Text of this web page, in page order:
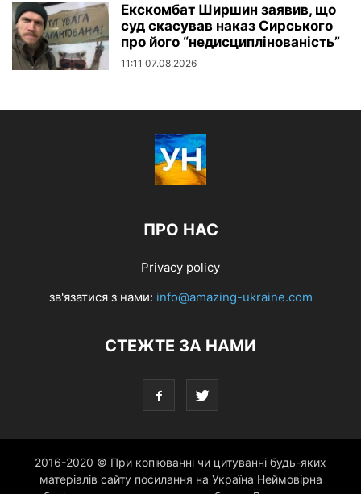
Екскомбат Ширшин заявив, що
суд скасував наказ Сирського
про його “недисциплінованість”
11:11 07.08.2026
ПРО НАС
Privacy policy
зв'язатися з нами: info@amazing-ukraine.com
СТЕЖТЕ ЗА НАМИ
2016-2020 © При копіюванні чи цитуванні будь-яких
матеріалів сайту посилання на Україна Неймовірна